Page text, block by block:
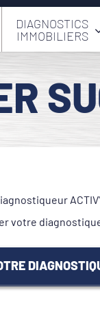
DIAGNOSTICS
IMMOBILIERS
votre